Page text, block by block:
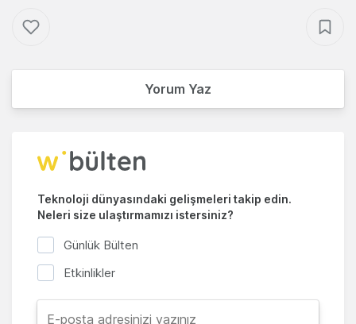
Yorum Yaz
Teknoloji dünyasındaki gelişmeleri takip edin.
Neleri size ulaştırmamızı istersiniz?
Günlük Bülten
Etkinlikler